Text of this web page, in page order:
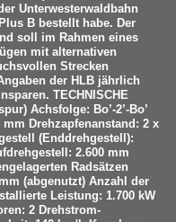
Unterwesterwaldbahn
B bestellt habe. Der
soll im Rahmen eines
mit alternativen
Strecken
der HLB jährlich
TECHNISCHE
Achsfolge: Bo’-2’-Bo’
Drehzapfenanstand: 2 x
(Enddrehgestell):
2.600 mm
Radsätzen
(abgenutzt) Anzahl der
Leistung: 1.700 kW
2 Drehstrom-